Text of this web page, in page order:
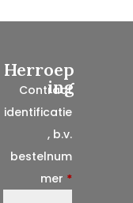
Herroep
ing
Contract
identificatie
, b.v.
bestelnum
mer *